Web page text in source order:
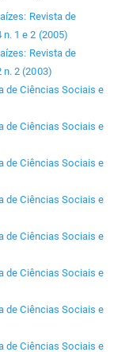
Revista de
1 e 2 (2005)
Revista de
n. 2 (2003)
de Ciências Sociais e
de Ciências Sociais e
de Ciências Sociais e
de Ciências Sociais e
de Ciências Sociais e
de Ciências Sociais e
de Ciências Sociais e
de Ciências Sociais e